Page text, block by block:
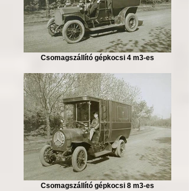
Csomagszállító gépkocsi 4 m3-es
Csomagszállító gépkocsi 8 m3-es